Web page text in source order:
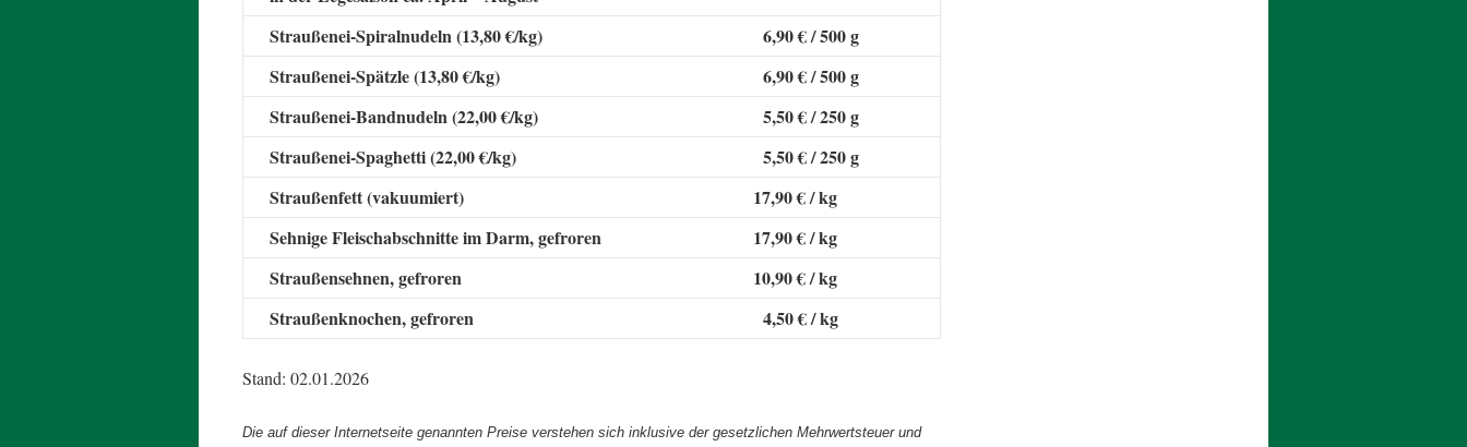
Straußenei-Spiralnudeln (13,80 €/kg)
6,90 € / 500 g
Straußenei-Spätzle (13,80 €/kg)
6,90 € / 500 g
Straußenei-Bandnudeln (22,00 €/kg)
5,50 € / 250 g
Straußenei-Spaghetti (22,00 €/kg)
5,50 € / 250 g
Straußenfett (vakuumiert)
17,90 € / kg
Sehnige Fleischabschnitte im Darm, gefroren
17,90 € / kg
Straußensehnen, gefroren
10,90 € / kg
Straußenknochen, gefroren
4,50 € / kg
Stand: 02.01.2026
Die auf dieser Internetseite genannten Preise verstehen sich inklusive der gesetzlichen Mehrwertsteuer und